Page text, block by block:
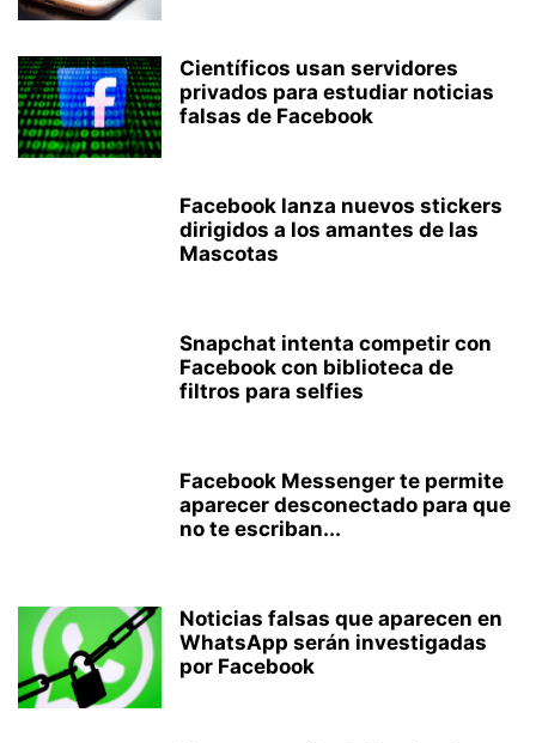
Científicos usan servidores
privados para estudiar noticias
falsas de Facebook
Facebook lanza nuevos stickers
dirigidos a los amantes de las
Mascotas
Snapchat intenta competir con
Facebook con biblioteca de
filtros para selfies
Facebook Messenger te permite
aparecer desconectado para que
no te escriban...
Noticias falsas que aparecen en
WhatsApp serán investigadas
por Facebook